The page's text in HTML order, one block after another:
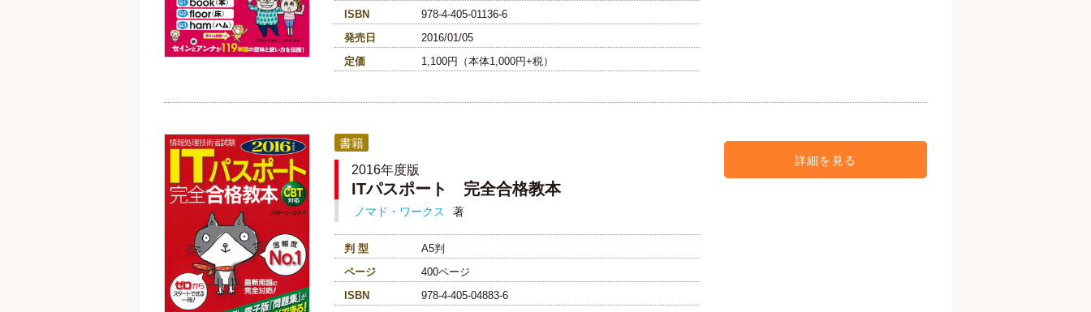
ISBN
978-4-405-01136-6
発売日
2016/01/05
定価
1,100円（本体1,000円+税）
書籍
2016年度版
ITパスポート 完全合格教本
ノマド・ワークス 著
判 型
A5判
ページ
400ページ
ISBN
978-4-405-04883-6
詳細を見る